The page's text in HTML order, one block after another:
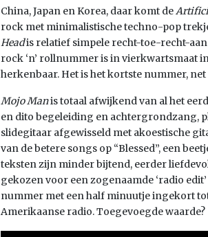
China, Japan en Korea, daar komt de
rock met minimalistische techno-pop
Headis relatief simpele recht-toe-recht-aan
rock ‘n’ rollnummer is in vierkwartsmaat
herkenbaar. Het is het kortste nummer,
Mojo Manis totaal afwijkend van al het
en dito begeleiding en achtergrondzang,
slidegitaar afgewisseld met akoestische
van de betere songs op “Blessed”, een
teksten zijn minder bijtend, eerder
gekozen voor een zogenaamde ‘radio
nummer met een half minuutje ingekort
Amerikaanse radio. Toegevoegde waarde?